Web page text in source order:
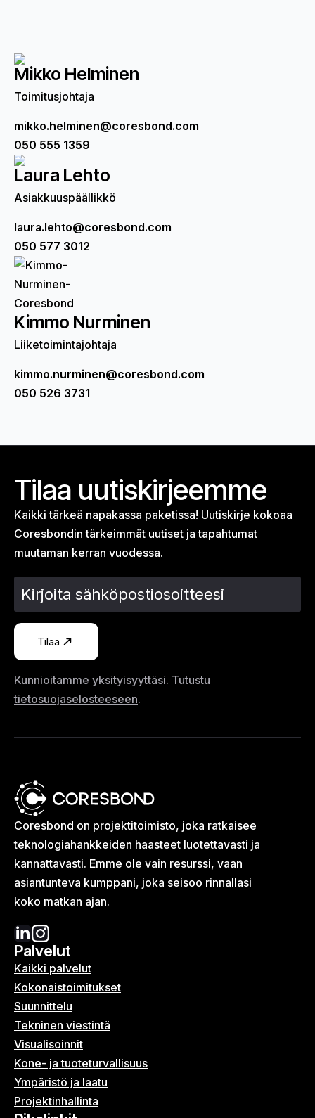
Mikko Helminen
Toimitusjohtaja
mikko.helminen@coresbond.com
050 555 1359
Laura Lehto
Asiakkuuspäällikkö
laura.lehto@coresbond.com
050 577 3012
Kimmo Nurminen
Liiketoimintajohtaja
kimmo.nurminen@coresbond.com
050 526 3731
Tilaa uutiskirjeemme
Kaikki tärkeä napakassa paketissa! Uutiskirje kokoaa
Coresbondin tärkeimmät uutiset ja tapahtumat
muutaman kerran vuodessa.
Tilaa
Kunnioitamme yksityisyyttäsi. Tutustu
tietosuojaselosteeseen.
Coresbond on projektitoimisto, joka ratkaisee
teknologia­hankkeiden haasteet luotettavasti ja
kannattavasti. Emme ole vain resurssi, vaan
asiantunteva kumppani, joka seisoo rinnallasi
koko matkan ajan.
Palvelut
Kaikki palvelut
Kokonais­toimitukset
Suunnittelu
Tekninen viestintä
Visualisoinnit
Kone- ja tuoteturvallisuus
Ympäristö ja laatu
Projektinhallinta